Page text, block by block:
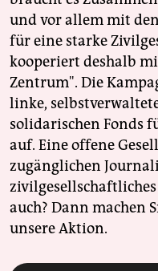
und vor allem mit
für eine starke
kooperiert deshalb
Zentrum". Die
linke,
solidarischen Fonds
auf. Eine offene
zugänglichen
auch? Dann machen
unsere Aktion.